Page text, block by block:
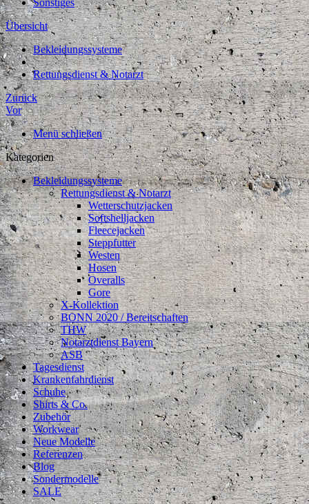
Sonstiges
Übersicht
Bekleidungssysteme
Rettungsdienst & Notarzt
Zurück
Vor
Menü schließen
Kategorien
Bekleidungssysteme
Rettungsdienst & Notarzt
Wetterschutzjacken
Softshelljacken
Fleecejacken
Steppfutter
Westen
Hosen
Overalls
Gore
X-Kollektion
BONN 2020 / Bereitschaften
THW
Notarztdienst Bayern
ASB
Tagesdienst
Krankenfahrdienst
Schuhe
Shirts & Co.
Zubehör
Workwear
Neue Modelle
Referenzen
Blog
Sondermodelle
SALE